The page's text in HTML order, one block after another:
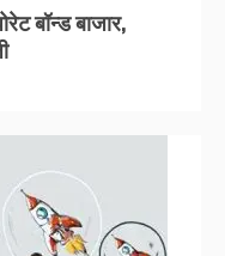
बॉन्ड बाजार,